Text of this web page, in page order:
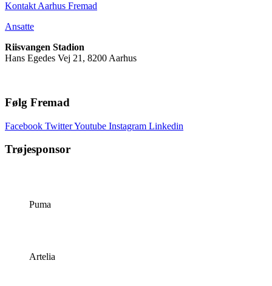
Kontakt Aarhus Fremad
Ansatte
Riisvangen Stadion
Hans Egedes Vej 21, 8200 Aarhus
Følg Fremad
Facebook TwitterYoutube Instagram Linkedin
Trøjesponsor
Puma
Artelia